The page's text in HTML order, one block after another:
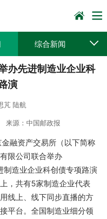
综合新闻
普遍服务
办先进制造业企业科
演
芃 陆航
来源： 中国邮政报
融资产交易所（以下简称
限公司联合举办
制造业企业科创债专项路演
，共有5家制造企业代表
线上、线下同步直播的方
平台。全国制造业细分领